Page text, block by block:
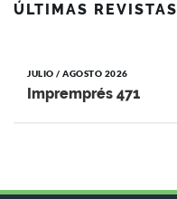
ÚLTIMAS REVISTAS
JULIO / AGOSTO 2026
Impremprés 471